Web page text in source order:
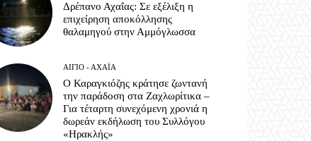
Δρέπανο Αχαΐας: Σε εξέλιξη η
επιχείρηση αποκόλλησης
θαλαμηγού στην Αμμόγλωσσα
ΑΊΓΙΟ - ΑΧΑΪ́Α
Ο Καραγκιόζης κράτησε ζωντανή
την παράδοση στα Ζαχλωρίτικα –
Για τέταρτη συνεχόμενη χρονιά η
δωρεάν εκδήλωση του Συλλόγου
«Ηρακλής»